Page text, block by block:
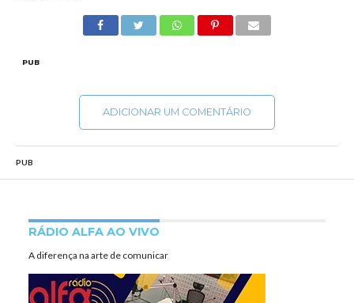
PUB
ADICIONAR UM COMENTÁRIO
PUB
RÁDIO ALFA AO VIVO
A diferença na arte de comunicar